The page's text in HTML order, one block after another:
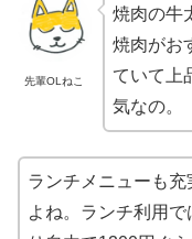
先輩OLねこ
焼肉の牛
焼肉がお
ていて上
気なの。
ランチメニューも
よね。ランチ利用